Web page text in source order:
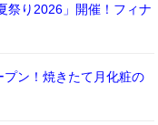
祭り2026」開催！フィナ
ン！焼きたて月化粧の